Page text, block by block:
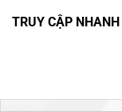
TRUY CẬP NHANH